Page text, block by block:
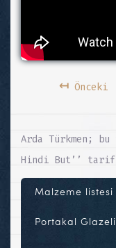
↤Önceki
Arda Türkmen;
Hindi But’’
Malzeme listesi
Portakal